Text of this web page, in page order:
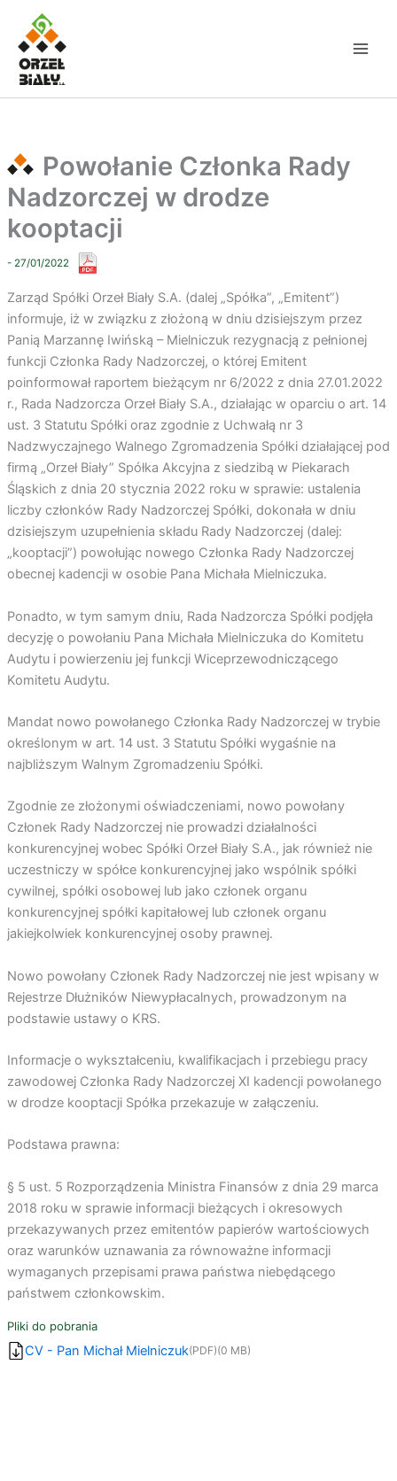
Przejdź
treści
Powołanie Członka Rady
Nadzorczej w drodze
kooptacji
- 27/01/2022
Zarząd Spółki Orzeł Biały S.A. (dalej „Spółka”, „Emitent”)
informuje, iż w związku z złożoną w dniu dzisiejszym przez
Panią Marzannę Iwińską – Mielniczuk rezygnacją z pełnionej
funkcji Członka Rady Nadzorczej, o której Emitent
poinformował raportem bieżącym nr 6/2022 z dnia 27.01.2022
r., Rada Nadzorcza Orzeł Biały S.A., działając w oparciu o art. 14
ust. 3 Statutu Spółki oraz zgodnie z Uchwałą nr 3
Nadzwyczajnego Walnego Zgromadzenia Spółki działającej pod
firmą „Orzeł Biały” Spółka Akcyjna z siedzibą w Piekarach
Śląskich z dnia 20 stycznia 2022 roku w sprawie: ustalenia
liczby członków Rady Nadzorczej Spółki, dokonała w dniu
dzisiejszym uzupełnienia składu Rady Nadzorczej (dalej:
„kooptacji”) powołując nowego Członka Rady Nadzorczej
obecnej kadencji w osobie Pana Michała Mielniczuka.
Ponadto, w tym samym dniu, Rada Nadzorcza Spółki podjęła
decyzję o powołaniu Pana Michała Mielniczuka do Komitetu
Audytu i powierzeniu jej funkcji Wiceprzewodniczącego
Komitetu Audytu.
Mandat nowo powołanego Członka Rady Nadzorczej w trybie
określonym w art. 14 ust. 3 Statutu Spółki wygaśnie na
najbliższym Walnym Zgromadzeniu Spółki.
Zgodnie ze złożonymi oświadczeniami, nowo powołany
Członek Rady Nadzorczej nie prowadzi działalności
konkurencyjnej wobec Spółki Orzeł Biały S.A., jak również nie
uczestniczy w spółce konkurencyjnej jako wspólnik spółki
cywilnej, spółki osobowej lub jako członek organu
konkurencyjnej spółki kapitałowej lub członek organu
jakiejkolwiek konkurencyjnej osoby prawnej.
Nowo powołany Członek Rady Nadzorczej nie jest wpisany w
Rejestrze Dłużników Niewypłacalnych, prowadzonym na
podstawie ustawy o KRS.
Informacje o wykształceniu, kwalifikacjach i przebiegu pracy
zawodowej Członka Rady Nadzorczej XI kadencji powołanego
w drodze kooptacji Spółka przekazuje w załączeniu.
Podstawa prawna:
§ 5 ust. 5 Rozporządzenia Ministra Finansów z dnia 29 marca
2018 roku w sprawie informacji bieżących i okresowych
przekazywanych przez emitentów papierów wartościowych
oraz warunków uznawania za równoważne informacji
wymaganych przepisami prawa państwa niebędącego
państwem członkowskim.
Pliki do pobrania
CV - Pan Michał Mielniczuk(PDF)(0 MB)